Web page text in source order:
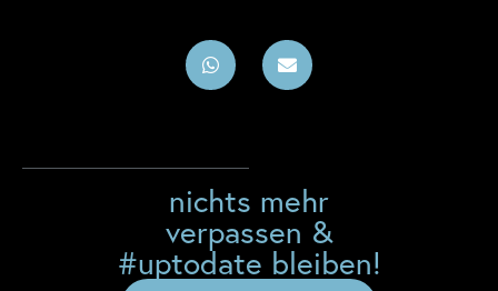
nichts mehr
verpassen &
#uptodate bleiben!